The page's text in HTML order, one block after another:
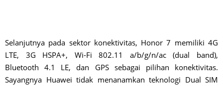
Selanjutnya pada sektor konektivitas, Honor 7 memiliki 4G
LTE, 3G HSPA+, Wi-Fi 802.11 a/b/g/n/ac (dual band),
Bluetooth 4.1 LE, dan GPS sebagai pilihan konektivitas.
Sayangnya Huawei tidak menanamkan teknologi Dual SIM